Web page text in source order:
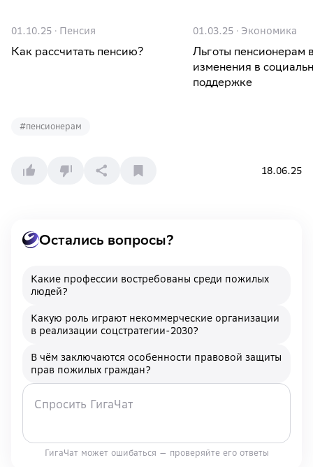
01.10.25 · Пенсия
Как рассчитать пенсию?
01.03.25 · Экономика
Льготы пенсионерам
изменения в
поддержке
#пенсионерам
18.06.25
Остались вопросы?
Какие профессии востребованы среди пожилых
людей?
Какую роль играют некоммерческие организации
в реализации соцстратегии-2030?
В чём заключаются особенности правовой защиты
прав пожилых граждан?
ГигаЧат может ошибаться — проверяйте его ответы